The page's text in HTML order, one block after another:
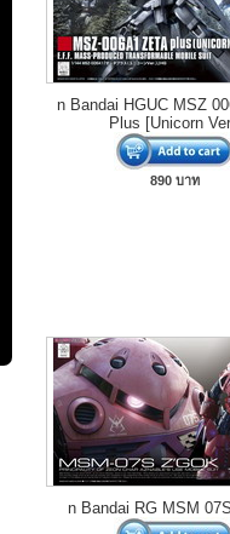
n Bandai HGUC MSZ
Plus [Unicorn
890 บาท
n Bandai RG MSM